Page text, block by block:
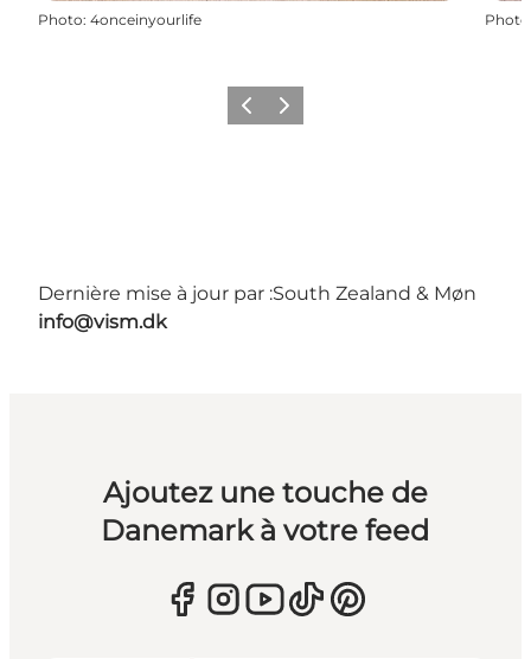
Photo: 4onceinyourlife Photo
PrécédentSuivant
Dernière mise à jour par :South Zealand & Møn
info@vism.dk
Ajoutez une touche de
Danemark à votre feed